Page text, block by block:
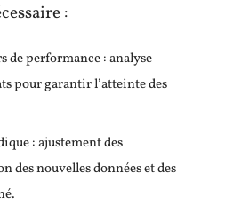
:
de performance : analyse
pour garantir l’atteinte des
: ajustement des
des nouvelles données et des